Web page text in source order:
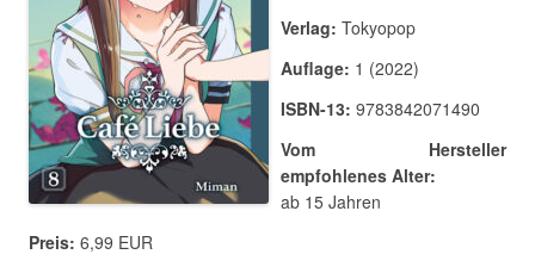
Verlag: Tokyopop
Auflage: 1 (2022)
ISBN-13: 9783842071490
Vom Hersteller
empfohlenes Alter:
ab 15 Jahren
Preis: 6,99 EUR